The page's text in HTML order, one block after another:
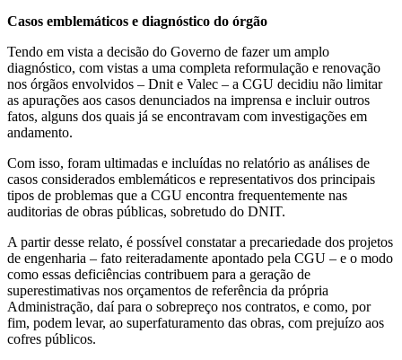
Casos emblemáticos e diagnóstico do órgão
Tendo em vista a decisão do Governo de fazer um amplo
diagnóstico, com vistas a uma completa reformulação e renovação
nos órgãos envolvidos – Dnit e Valec – a CGU decidiu não limitar
as apurações aos casos denunciados na imprensa e incluir outros
fatos, alguns dos quais já se encontravam com investigações em
andamento.
Com isso, foram ultimadas e incluídas no relatório as análises de
casos considerados emblemáticos e representativos dos principais
tipos de problemas que a CGU encontra frequentemente nas
auditorias de obras públicas, sobretudo do DNIT.
A partir desse relato, é possível constatar a precariedade dos projetos
de engenharia – fato reiteradamente apontado pela CGU – e o modo
como essas deficiências contribuem para a geração de
superestimativas nos orçamentos de referência da própria
Administração, daí para o sobrepreço nos contratos, e como, por
fim, podem levar, ao superfaturamento das obras, com prejuízo aos
cofres públicos.